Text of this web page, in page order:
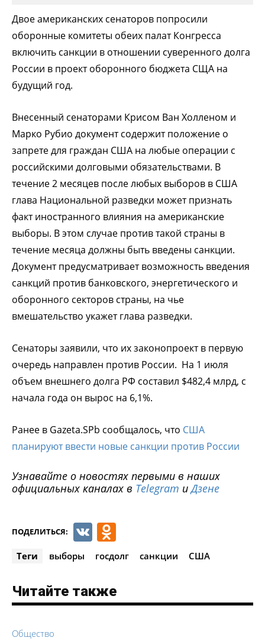
Двое американских сенаторов попросили
оборонные комитеты обеих палат Конгресса
включить санкции в отношении суверенного долга
России в проект оборонного бюджета СЩА на
будущий год.
Внесенный сенаторами Крисом Ван Холленом и
Марко Рубио документ содержит положение о
запрете для граждан США на любые операции с
российскими долговыми обязательствами. В
течение 2 месяцев после любых выборов в США
глава Национальной разведки может признать
факт иностранного влияния на американские
выборы. В этом случае против такой страны в
течение месяца должны быть введены санкции.
Документ предусматривает возможность введения
санкций против банковского, энергетического и
оборонного секторов страны, на чье
вмешательство укажет глава разведки.
Сенаторы заявили, что их законопроект в первую
очередь направлен против России. На 1 июля
объем внешнего долга РФ составил $482,4 млрд, с
начала года он вырос на 6,1%.
Ранее в Gazeta.SPb сообщалось, что США
планируют ввести новые санкции против России
Узнавайте о новостях первыми в наших
официальных каналах в Telegram иДзене
ПОДЕЛИТЬСЯ: VK
Теги выборы госдолг санкции США
Читайте также
Общество